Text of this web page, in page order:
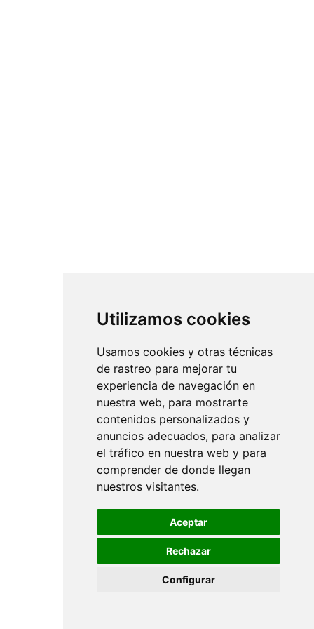
Utilizamos cookies
Usamos cookies y otras técnicas
de rastreo para mejorar tu
experiencia de navegación en
nuestra web, para mostrarte
contenidos personalizados y
anuncios adecuados, para analizar
el tráfico en nuestra web y para
comprender de donde llegan
nuestros visitantes.
Aceptar
Rechazar
Configurar